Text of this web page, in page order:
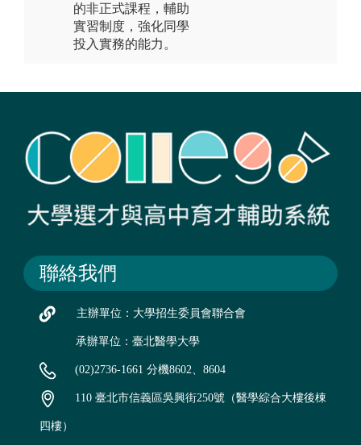
的非正式課程，輔助
實習制度，強化同學
投入實務的能力。
聯絡我們
主辦單位：大學招生委員會聯合會
承辦單位：臺北醫學大學
(02)2736-1661 分機8602、8604
110 臺北市信義區吳興街250號（醫學綜合大樓後棟
四樓）